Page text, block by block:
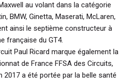
au volant dans la catégorie
BMW, Ginetta, Maserati, McLaren,
ainsi le septième constructeur à
française du GT4.
Paul Ricard marque également la
de France FFSA des Circuits,
2017 a été portée par la belle santé